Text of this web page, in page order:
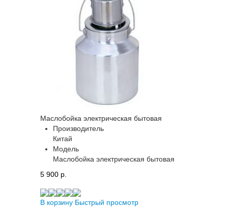
Маслобойка электрическая бытовая
Производитель
Китай
Модель
Маслобойка электрическая бытовая
5 900 p.
В корзину Быстрый просмотр